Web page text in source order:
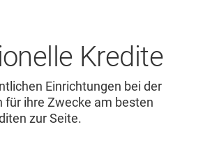
Kredite
Einrichtungen bei der
für ihre Zwecke am besten
zur Seite.